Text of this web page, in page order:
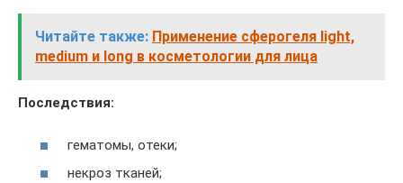
Читайте также: Применение сферогеля light,
medium и long в косметологии для лица
Последствия:
гематомы, отеки;
некроз тканей;